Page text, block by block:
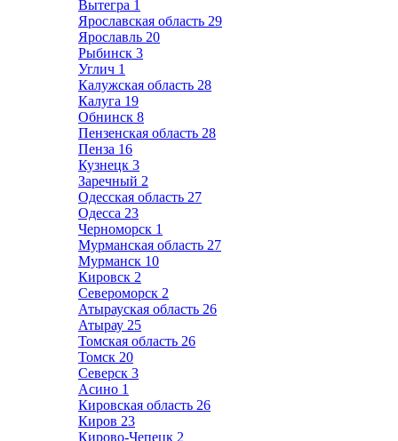
Вытегра 1
Ярославская область 29
Ярославль 20
Рыбинск 3
Углич 1
Калужская область 28
Калуга 19
Обнинск 8
Пензенская область 28
Пенза 16
Кузнецк 3
Заречный 2
Одесская область 27
Одесса 23
Черноморск 1
Мурманская область 27
Мурманск 10
Кировск 2
Североморск 2
Атырауская область 26
Атырау 25
Томская область 26
Томск 20
Северск 3
Асино 1
Кировская область 26
Киров 23
Кирово-Чепецк 2